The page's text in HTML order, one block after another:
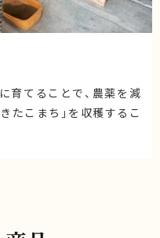
育てることで、農薬を減
たこまち」を収穫するこ